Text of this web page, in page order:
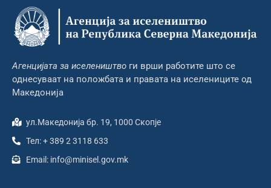
Агенцијата за иселеништво ги врши работите што се
однесуваат на положбата и правата на иселениците од
Македонија
ул.Македонија бр. 19, 1000 Скопје
Тел: + 389 2 3118 633
Email: info@minisel.gov.mk